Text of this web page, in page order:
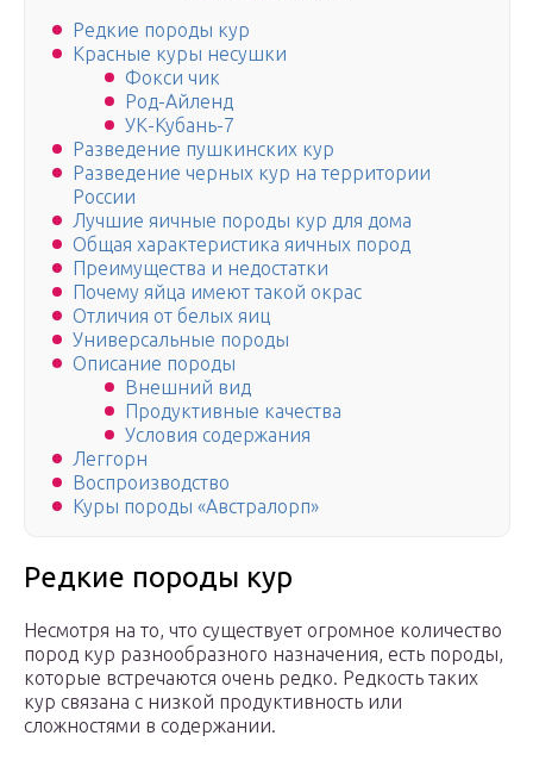
Редкие породы кур
Красные куры несушки
Фокси чик
Род-Айленд
УК-Кубань-7
Разведение пушкинских кур
Разведение черных кур на территории
России
Лучшие яичные породы кур для дома
Общая характеристика яичных пород
Преимущества и недостатки
Почему яйца имеют такой окрас
Отличия от белых яиц
Универсальные породы
Описание породы
Внешний вид
Продуктивные качества
Условия содержания
Леггорн
Воспроизводство
Куры породы «Австралорп»
Редкие породы кур
Несмотря на то, что существует огромное количество
пород кур разнообразного назначения, есть породы,
которые встречаются очень редко. Редкость таких
кур связана с низкой продуктивность или
сложностями в содержании.